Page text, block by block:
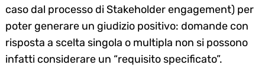
caso dal processo di Stakeholder engagement) per
poter generare un giudizio positivo: domande con
risposta a scelta singola o multipla non si possono
infatti considerare un “requisito specificato”.